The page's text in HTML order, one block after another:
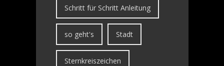
Schritt für Schritt Anleitung
so geht's Stadt
Sternkreiszeichen